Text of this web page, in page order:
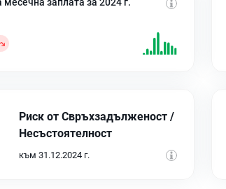
Риск от Свръхзадълженост /
Несъстоятелност
към 31.12.2024 г.